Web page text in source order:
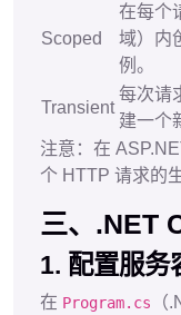
Scoped
在每个
域）内
例。
Transient
每次请
建一个
注意：在
个 HTTP 请求的
三、.NET
1. 配置服务
在 Program.cs （